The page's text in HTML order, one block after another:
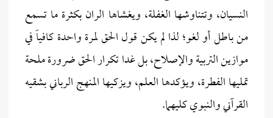
النسيان، وتتناوشها الغفلة، ويغشاها الران بكثرة ما تسمع
من باطل أو لغو؛ لذا لم يكن قول الحق لمرة واحدة كافياً في
موازين التربية والإصلاح، بل غدا تكرار الحق ضرورة ملحة
تمليها الفطرة، ويؤكدها العلم، ويزكيها المنهج الرباني بشقيه
القرآني والنبوي كليهما.